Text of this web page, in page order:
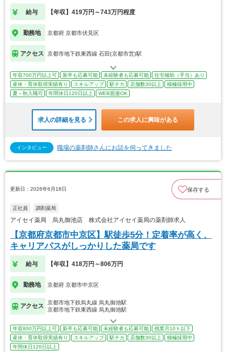
集！
給与 【年収】419万円～743万円程度
勤務地 京都府 京都市伏見区
アクセス 京都市地下鉄東西線 石田(京都市営)駅
年収700万円以上可 新卒も応募可能 未経験者も応募可能
住宅補助（手当）あり
産休・育休取得実績有り
スキルアップ 駅チカ 店舗数30以上
積極採用中
夏～秋入職可
年間休日120日以上 WEB面接OK
求人の詳細を見る この求人に興味がある
インタビュー 職場の薬剤師さんにお話を伺ってきました
更新日：2026年6月18日 保存する
正社員 調剤薬局
アイセイ薬局 烏丸御池店 株式会社アイセイ薬局の薬剤師求人
【京都府京都市中京区】駅徒歩5分！定着率が高く、
キャリアパスがしっかりした薬局です
給与 【年収】418万円～806万円
勤務地 京都府 京都市中京区
アクセス
京都市地下鉄烏丸線 烏丸御池駅
京都市地下鉄東西線 烏丸御池駅
年収800万円以上可 新卒も応募可能 未経験者も応募可能
残業月10ｈ以下
産休・育休取得実績有り
スキルアップ 駅チカ 店舗数30以上
積極採用中
年間休日120日以上